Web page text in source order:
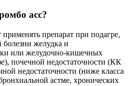
асс?
препарат при подагре,
желудка и
или желудочно-кишечных
почечной недостаточности (КК
недостаточности (ниже класса
астме, хронических